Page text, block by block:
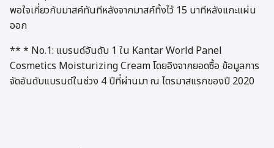
พอใจเกี่ยวกับมาสค์ทันทีหลังจากมาสค์ทิ้งไว้ 15 นาทีหลังแกะแผ่น
ออก
** * No.1: แบรนด์อันดับ 1 ใน Kantar World Panel
Cosmetics Moisturizing Cream โดยอิงจากยอดซื้อ ข้อมูลการ
จัดอันดับแบรนด์ในช่วง 4 ปีที่ผ่านมา ณ ไตรมาสแรกของปี 2020